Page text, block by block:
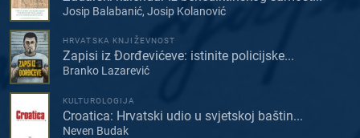
Josip Balabanić, Josip Kolanović
HRVATSKA KNJIŽEVNOST
Zapisi iz Đorđevićeve: istinite policijske...
Branko Lazarević
KULTUROLOGIJA
Croatica: Hrvatski udio u svjetskoj baštin...
Neven Budak